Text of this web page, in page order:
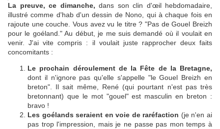
La preuve, ce dimanche, dans son clin d'œil hebdomadaire,
illustré comme d'hab d'un dessin de Nono, qui à chaque fois en
rajoute une couche. Vous avez vu le titre ? "Pas de Gouel Breizh
pour le goéland." Au début, je me suis demandé où il voulait en
venir. J'ai vite compris : il voulait juste rapprocher deux faits
concomitants :
Le prochain déroulement de la Fête de la Bretagne,
dont il n'ignore pas qu'elle s'appelle "le Gouel Breizh en
breton". Il sait même, René (qui pourtant n'est pas très
bretonnant) que le mot "gouel" est masculin en breton :
bravo !
Les goélands seraient en voie de raréfaction (je n'en ai
pas trop l'impression, mais je ne passe pas mon temps à